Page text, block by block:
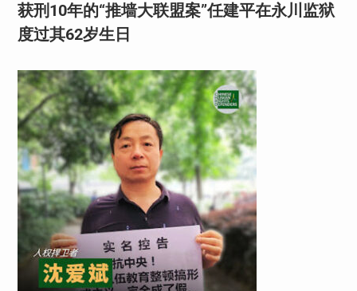
获刑10年的“推墙大联盟案”任建平在永川监狱
度过其62岁生日